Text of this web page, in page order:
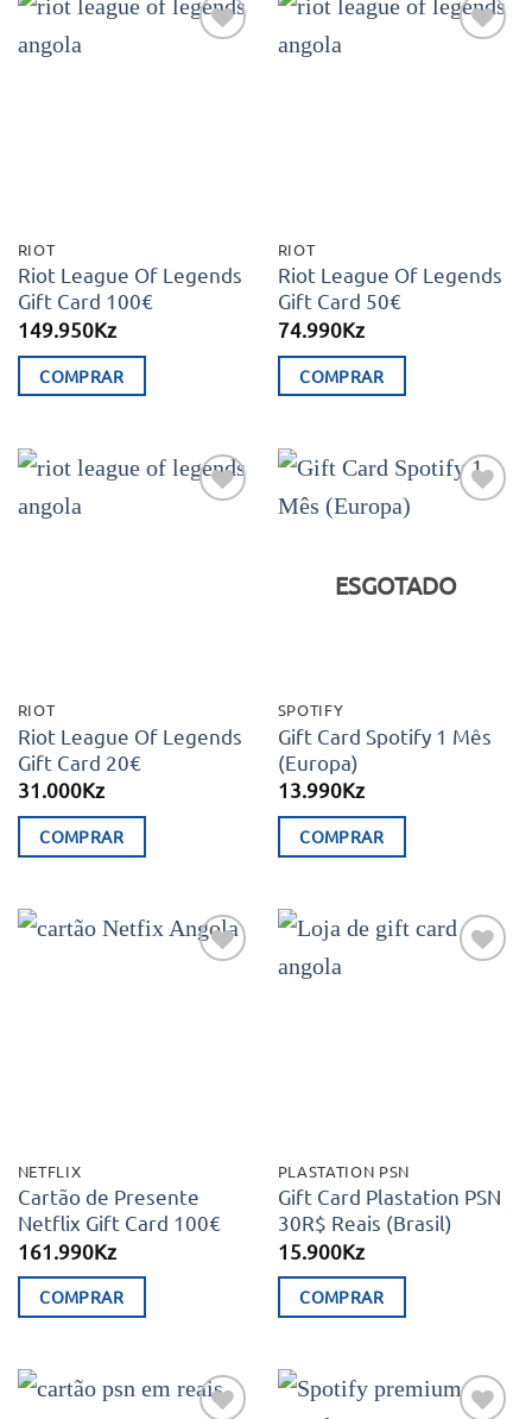
RIOT
Riot League Of Legends
Gift Card 100€
149.950Kz
COMPRAR
RIOT
Riot League Of Legends
Gift Card 50€
74.990Kz
COMPRAR
RIOT
Riot League Of Legends
Gift Card 20€
31.000Kz
COMPRAR
ESGOTADO
SPOTIFY
Gift Card Spotify 1 Mês
(Europa)
13.990Kz
COMPRAR
NETFLIX
Cartão de Presente
Netflix Gift Card 100€
161.990Kz
COMPRAR
PLASTATION PSN
Gift Card Plastation PSN
30R$ Reais (Brasil)
15.900Kz
COMPRAR